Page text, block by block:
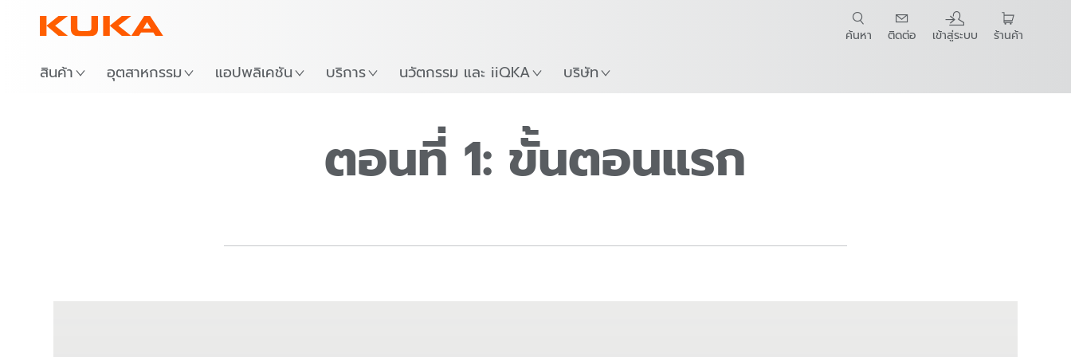
สินค้า อุตสาหกรรม แอปพลิเคชัน บริการ นวัตกรรม และ iiQKA บริษัท
ค้นหา ติดต่อ เข้าสู่ระบบ ร้านค้า
ตอนที่ 1: ขั้นตอนแรก